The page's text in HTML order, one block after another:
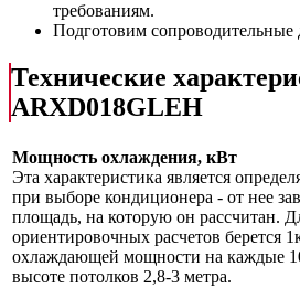
требованиям.
Подготовим сопроводительные
Технические
ARXD018GLEH
Мощность охлаждения, кВт
Эта характеристика является
при выборе кондиционера - от нее
площадь, на которую он рассчитан.
ориентировочных расчетов берется
охлаждающей мощности на каждые
высоте потолков 2,8-3 метра.